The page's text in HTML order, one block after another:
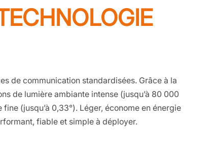
de communication standardisées. Grâce à la
de lumière ambiante intense (jusqu’à 80 000
(jusqu’à 0,33°). Léger, économe en énergie
fiable et simple à déployer.